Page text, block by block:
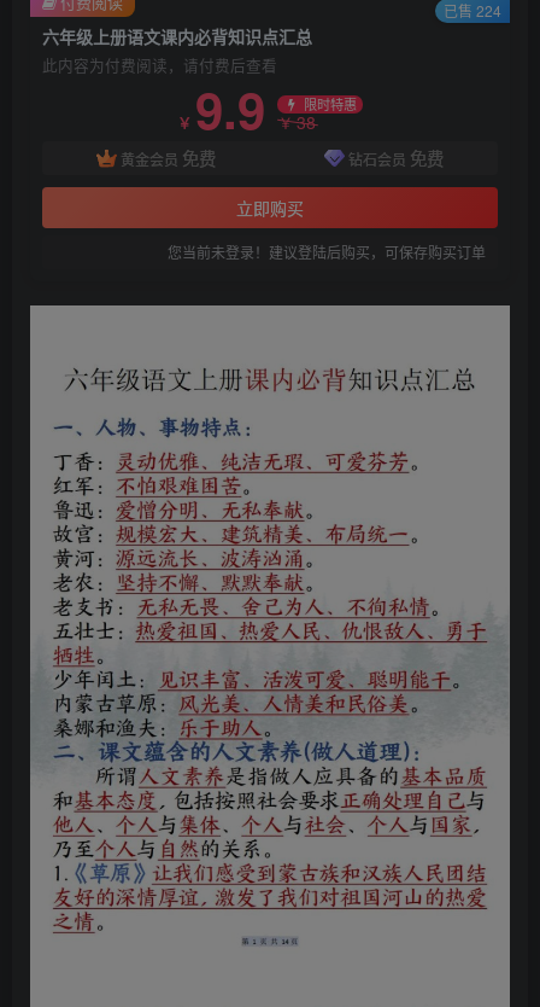
六年级上册语文课内必背知识点汇总
此内容为付费阅读，请付费后查看
￥ 9.9 限时特惠
￥38
黄金会员 免费 钻石会员 免费
立即购买
您当前未登录！建议登陆后购买，可保存购买订单
已售 224